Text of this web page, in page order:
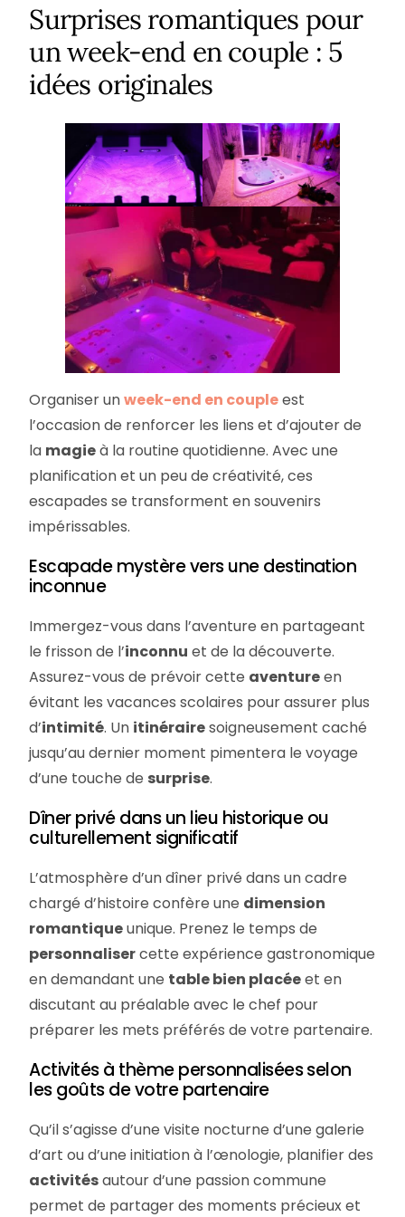
Surprises romantiques pour
un week-end en couple : 5
idées originales
Organiser unweek-end en coupleest
l’occasion de renforcer les liens et d’ajouter de
la magieà la routine quotidienne. Avec une
planification et un peu de créativité, ces
escapades se transforment en souvenirs
impérissables.
Escapade mystère vers une destination
inconnue
Immergez-vous dans l’aventure en partageant
le frisson de l’inconnu et de la découverte.
Assurez-vous de prévoir cette aventureen
évitant les vacances scolaires pour assurer plus
d’intimité. Un itinérairesoigneusement caché
jusqu’au dernier moment pimentera le voyage
d’une touche de surprise.
Dîner privé dans un lieu historique ou
culturellement significatif
L’atmosphère d’un dîner privé dans un cadre
chargé d’histoire confère une dimension
romantiqueunique. Prenez le temps de
personnalisercette expérience gastronomique
en demandant une table bien placéeet en
discutant au préalable avec le chef pour
préparer les mets préférés de votre partenaire.
Activités à thème personnalisées selon
les goûts de votre partenaire
Qu’il s’agisse d’une visite nocturne d’une galerie
d’art ou d’une initiation à l’œnologie, planifier des
activitésautour d’une passion commune
permet de partager des moments précieux et